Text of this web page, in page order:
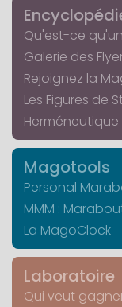
Qu'est-ce
Galerie des
Rejoignez la
Les Figures de
Magotools
Personal
MMM :
La MagoClock
Laboratoire
Qui veut